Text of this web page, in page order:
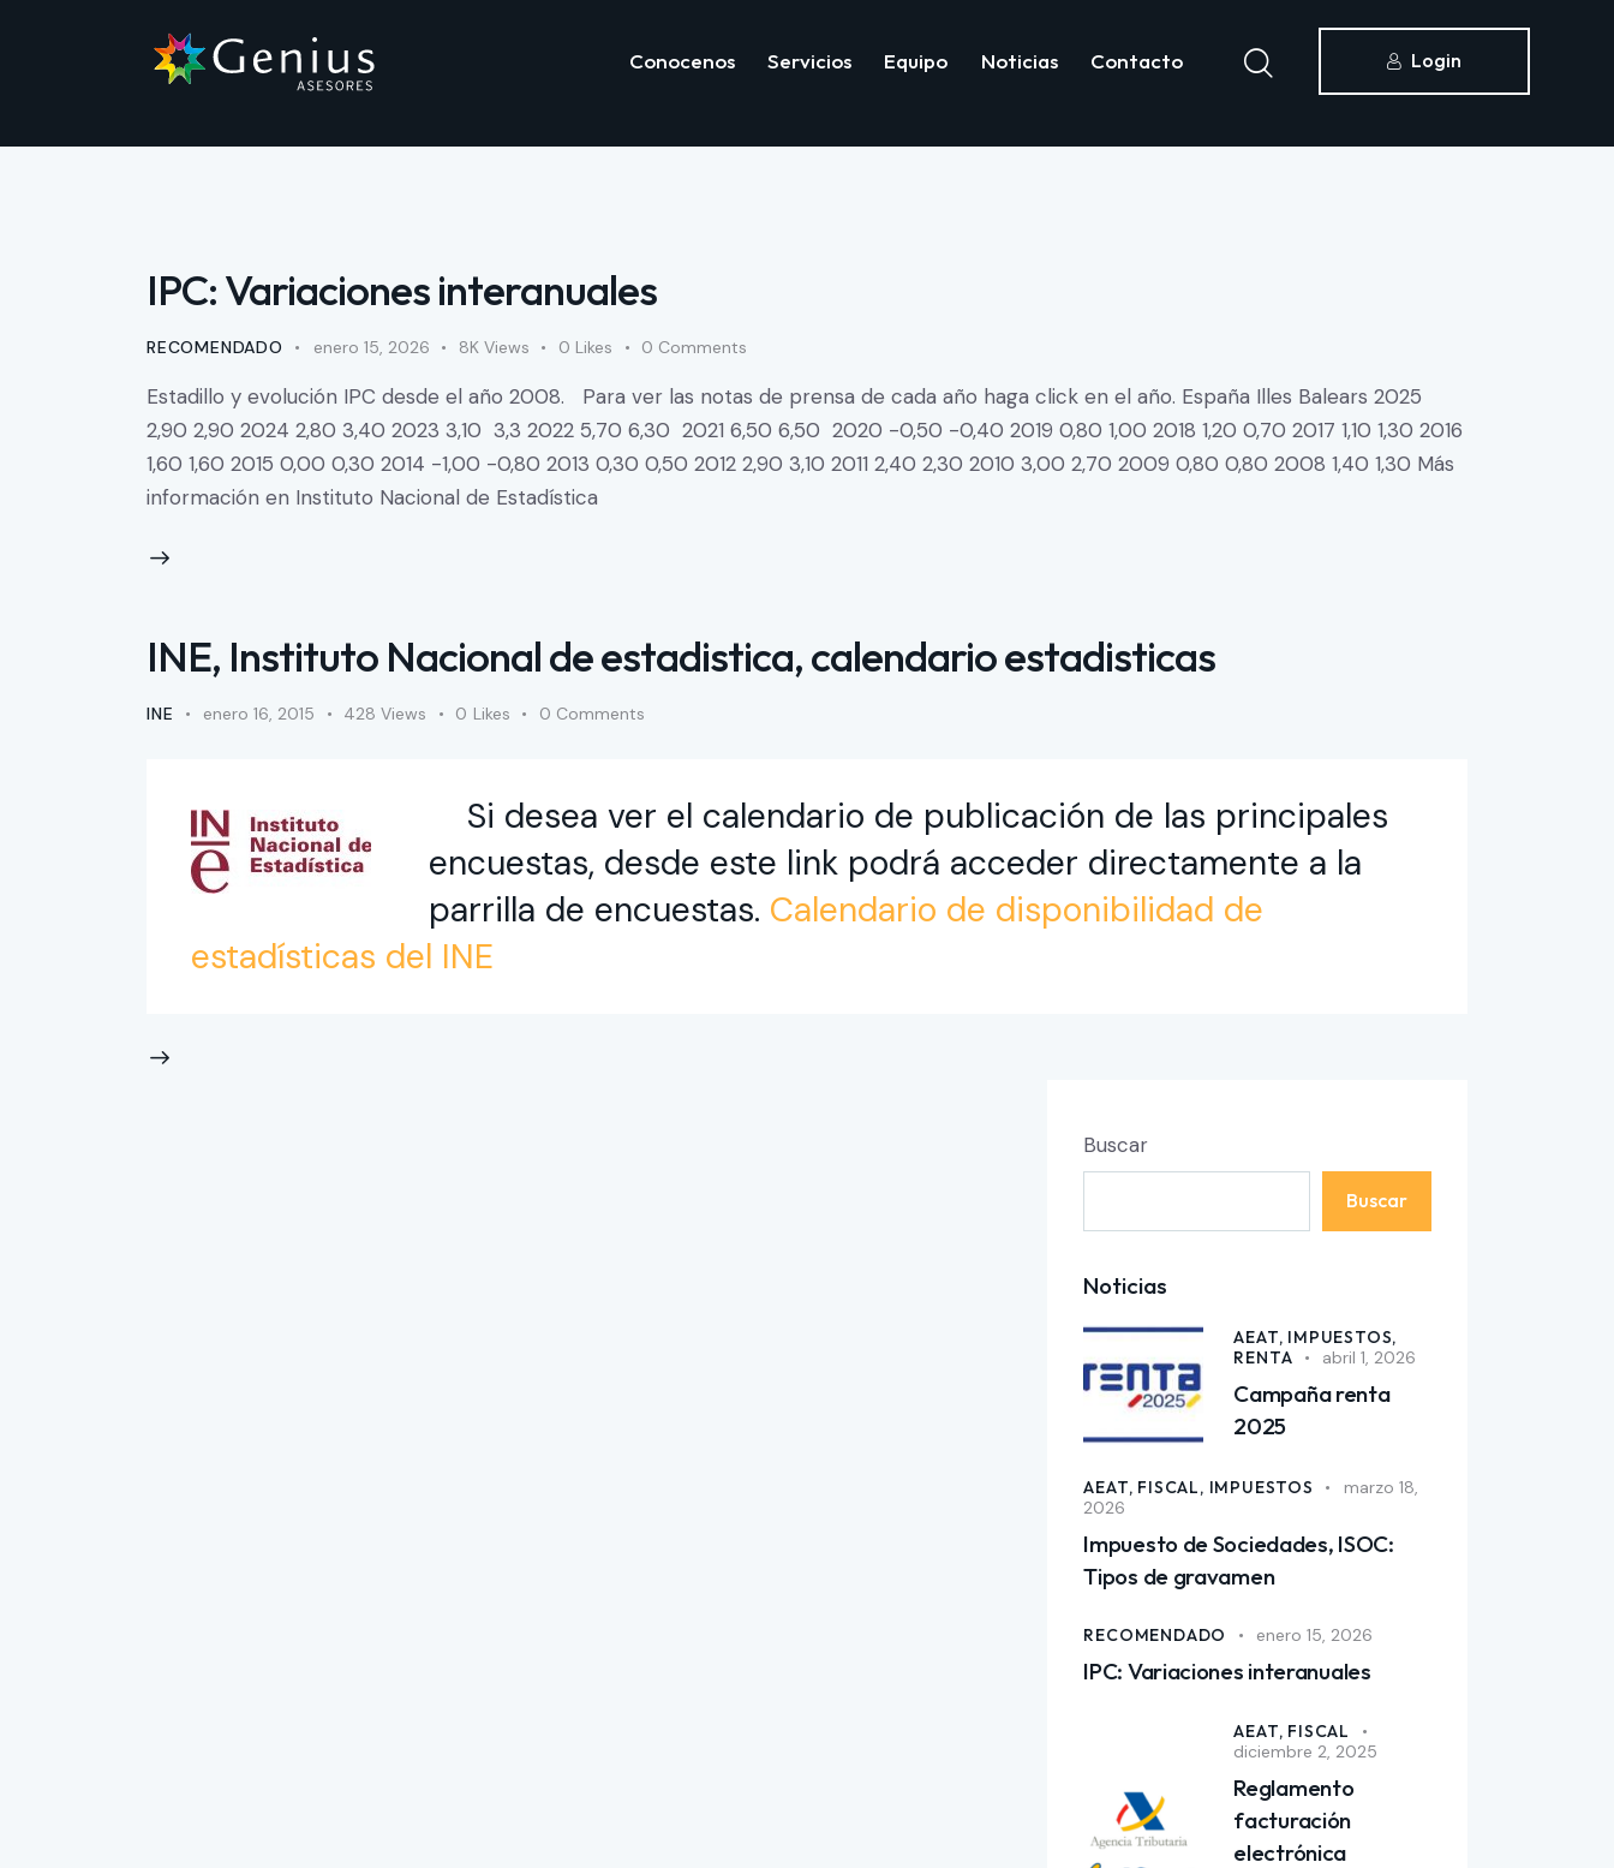
Conocenos Servicios Equipo Noticias Contacto Login
IPC: Variaciones interanuales
RECOMENDADO enero 15, 2026 8K Views 0 Likes 0 Comments
Estadillo y evolución IPC desde el año 2008. Para ver las notas de prensa de cada año haga click en el año. España Illes Balears 2025
2,90 2,90 2024 2,80 3,40 2023 3,10 3,3 2022 5,70 6,30 2021 6,50 6,50 2020 -0,50 -0,40 2019 0,80 1,00 2018 1,20 0,70 2017 1,10 1,30 2016
1,60 1,60 2015 0,00 0,30 2014 -1,00 -0,80 2013 0,30 0,50 2012 2,90 3,10 2011 2,40 2,30 2010 3,00 2,70 2009 0,80 0,80 2008 1,40 1,30 Más
información en Instituto Nacional de Estadística
INE, Instituto Nacional de estadistica, calendario estadisticas
INE enero 16, 2015 428 Views 0 Likes 0 Comments
Si desea ver el calendario de publicación de las principales
encuestas, desde este link podrá acceder directamente a la
parrilla de encuestas. Calendario de disponibilidad de
estadísticas del INE
Buscar
Buscar
Noticias
AEAT, IMPUESTOS,
RENTA
abril 1, 2026
Campaña renta
2025
AEAT, FISCAL, IMPUESTOS
marzo 18,
2026
Impuesto de Sociedades, ISOC:
Tipos de gravamen
RECOMENDADO enero 15, 2026
IPC: Variaciones interanuales
AEAT, FISCAL
diciembre 2, 2025
Reglamento
facturación
electrónica